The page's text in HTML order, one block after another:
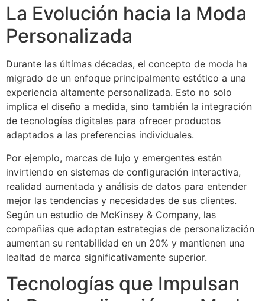
La Evolución hacia la Moda
Personalizada
Durante las últimas décadas, el concepto de moda ha
migrado de un enfoque principalmente estético a una
experiencia altamente personalizada. Esto no solo
implica el diseño a medida, sino también la integración
de tecnologías digitales para ofrecer productos
adaptados a las preferencias individuales.
Por ejemplo, marcas de lujo y emergentes están
invirtiendo en sistemas de configuración interactiva,
realidad aumentada y análisis de datos para entender
mejor las tendencias y necesidades de sus clientes.
Según un estudio de McKinsey & Company, las
compañías que adoptan estrategias de personalización
aumentan su rentabilidad en un 20% y mantienen una
lealtad de marca significativamente superior.
Tecnologías que Impulsan